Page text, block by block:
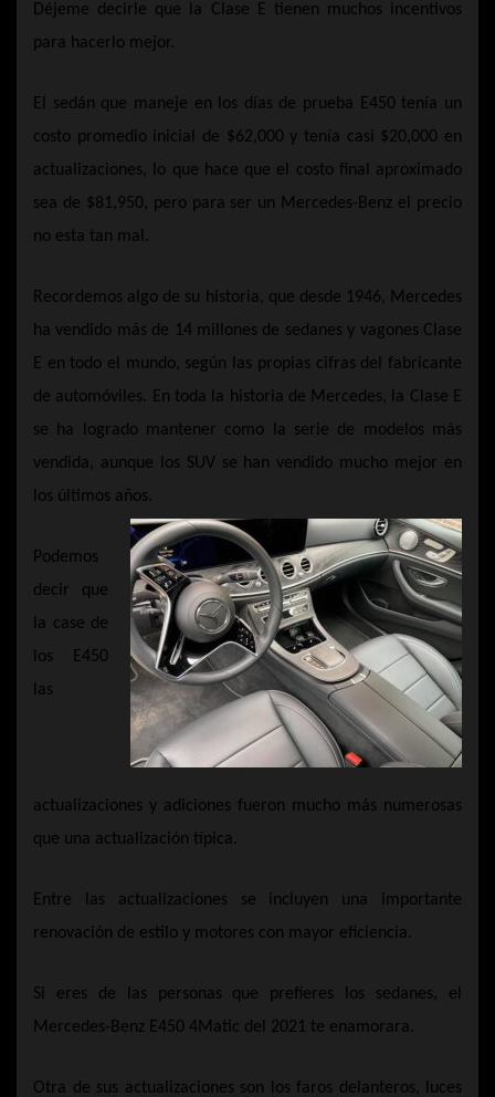
Déjeme decirle que la Clase E tienen muchos incentivos
para hacerlo mejor.
El sedán que maneje en los días de prueba E450 tenía un
costo promedio inicial de $62,000 y tenía casi $20,000 en
actualizaciones, lo que hace que el costo final aproximado
sea de $81,950, pero para ser un Mercedes-Benz el precio
no esta tan mal.
Recordemos algo de su historia, que desde 1946, Mercedes
ha vendido más de 14 millones de sedanes y vagones Clase
E en todo el mundo, según las propias cifras del fabricante
de automóviles. En toda la historia de Mercedes, la Clase E
se ha logrado mantener como la serie de modelos más
vendida, aunque los SUV se han vendido mucho mejor en
los últimos años.
Podemos
decir que
la case de
los E450
las
actualizaciones y adiciones fueron mucho más numerosas
que una actualización típica.
Entre las actualizaciones se incluyen una importante
renovación de estilo y motores con mayor eficiencia.
Si eres de las personas que prefieres los sedanes, el
Mercedes-Benz E450 4Matic del 2021 te enamorara.
Otra de sus actualizaciones son los faros delanteros, luces